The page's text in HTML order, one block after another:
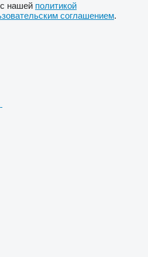
нашей политикой
соглашением.